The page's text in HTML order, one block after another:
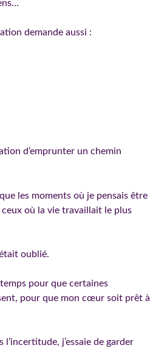
demande aussi :
d’emprunter un chemin
les moments où je pensais être
où la vie travaillait le plus
oublié.
pour que certaines
pour que mon cœur soit prêt à
l’incertitude, j’essaie de garder